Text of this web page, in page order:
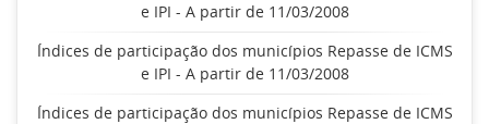
e IPI - A partir de 11/03/2008
Índices de participação dos municípios Repasse de ICMS
e IPI - A partir de 11/03/2008
Índices de participação dos municípios Repasse de ICMS